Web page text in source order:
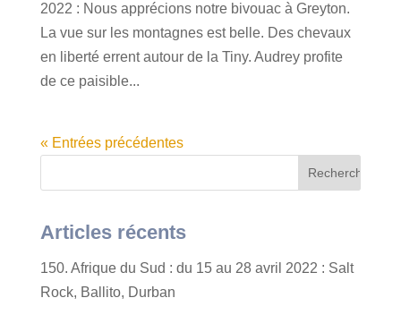
2022 : Nous apprécions notre bivouac à Greyton.
La vue sur les montagnes est belle. Des chevaux
en liberté errent autour de la Tiny. Audrey profite
de ce paisible...
« Entrées précédentes
Articles récents
150. Afrique du Sud : du 15 au 28 avril 2022 : Salt
Rock, Ballito, Durban